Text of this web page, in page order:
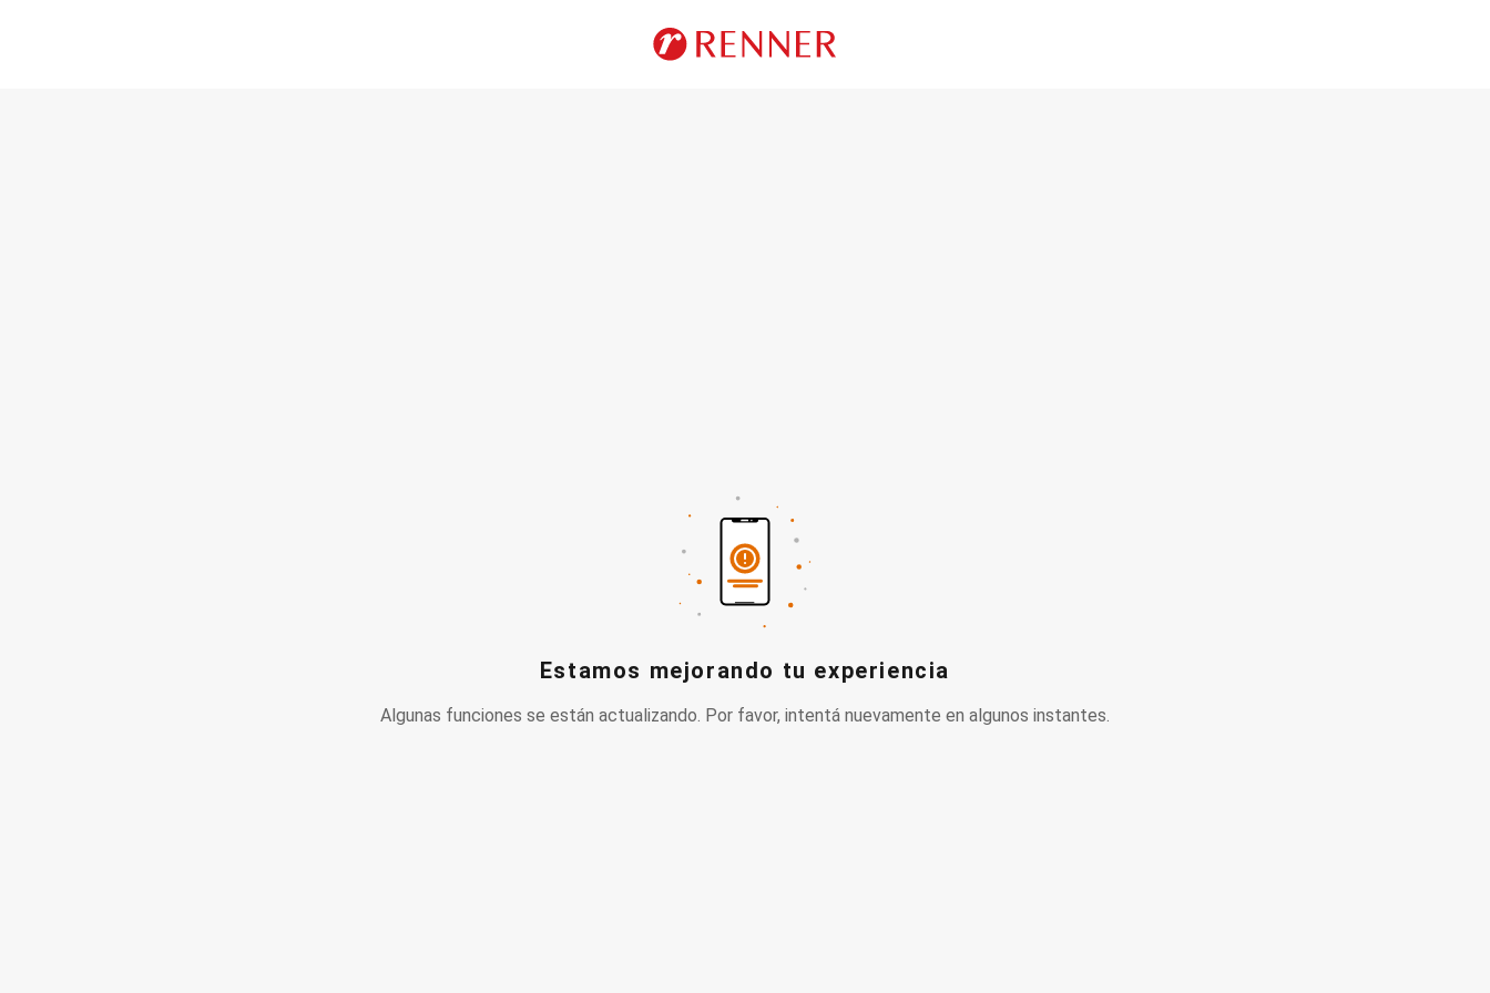
Estamos mejorando tu experiencia
Algunas funciones se están actualizando. Por favor, intentá nuevamente en algunos instantes.